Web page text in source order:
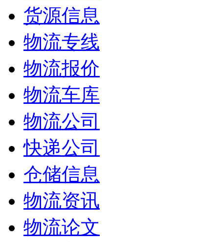
货源信息
物流专线
物流报价
物流车库
物流公司
快递公司
仓储信息
物流资讯
物流论文